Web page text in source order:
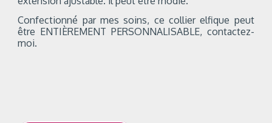
Confectionné par mes soins, ce collier elfique peut
être ENTIÈREMENT PERSONNALISABLE, contactez-
moi.